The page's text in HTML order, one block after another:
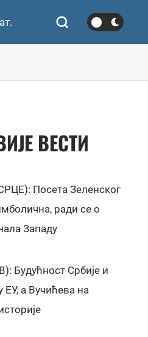
ВЕСТИ
Посета Зеленског
ради се о
Западу
Будућност Србије и
ЕУ, а Вучићева на